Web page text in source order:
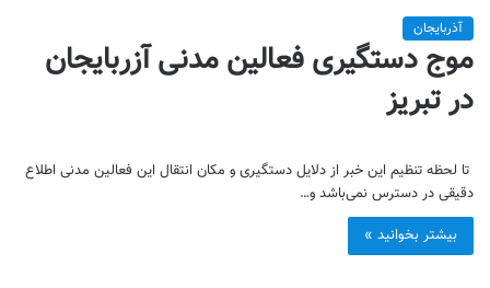
آذربایجان
موج دستگیری فعالین مدنی آزربایجان
در تبریز
تا لحظه تنظیم این خبر از دلایل دستگیری و مکان انتقال این فعالین مدنی اطلاع
دقیقی در دسترس نمی‌باشد و…
بیشتر بخوانید »